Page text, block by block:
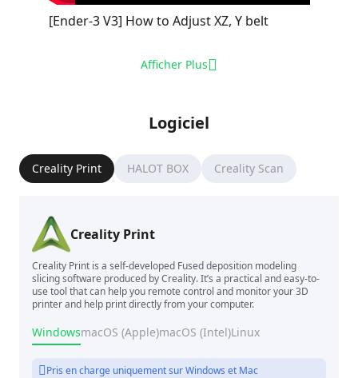
[Ender-3 V3] How to Adjust XZ, Y belt
Afficher Plus
Logiciel
Creality Print HALOT BOX Creality Scan
Creality Print
Creality Print is a self-developed Fused deposition modeling
slicing software produced by Creality. It’s a practical and easy-to-
use tool that can help you remote control and monitor your 3D
printer and help print directly from your computer.
WindowsmacOS (Apple)macOS (Intel)Linux
Pris en charge uniquement sur Windows et Mac